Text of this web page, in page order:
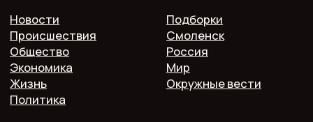
2025 @ Печь.Инфо
Публичная оферта
Пользовательское соглашение
Политика конфиденциальности
Согласие на обработку персональных данных